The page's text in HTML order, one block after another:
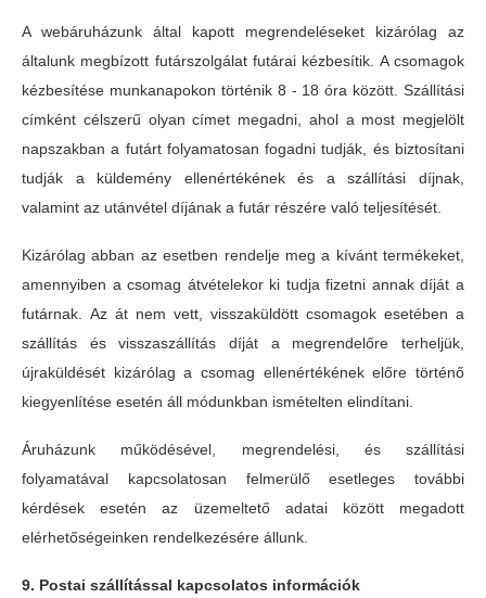
A webáruházunk által kapott megrendeléseket kizárólag az
általunk megbízott futárszolgálat futárai kézbesítik. A csomagok
kézbesítése munkanapokon történik 8 - 18 óra között. Szállítási
címként célszerű olyan címet megadni, ahol a most megjelölt
napszakban a futárt folyamatosan fogadni tudják, és biztosítani
tudják a küldemény ellenértékének és a szállítási díjnak,
valamint az utánvétel díjának a futár részére való teljesítését.
Kizárólag abban az esetben rendelje meg a kívánt termékeket,
amennyiben a csomag átvételekor ki tudja fizetni annak díját a
futárnak. Az át nem vett, visszaküldött csomagok esetében a
szállítás és visszaszállítás díját a megrendelőre terheljük,
újraküldését kizárólag a csomag ellenértékének előre történő
kiegyenlítése esetén áll módunkban ismételten elindítani.
Áruházunk működésével, megrendelési, és szállítási
folyamatával kapcsolatosan felmerülő esetleges további
kérdések esetén az üzemeltető adatai között megadott
elérhetőségeinken rendelkezésére állunk.
9. Postai szállítással kapcsolatos információk